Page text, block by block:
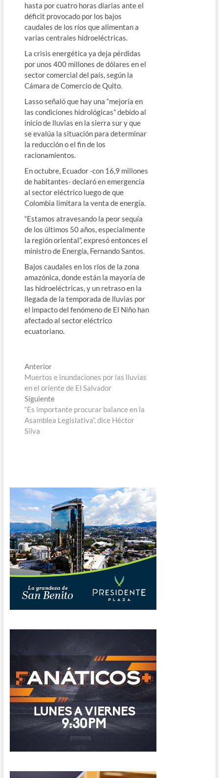
hasta por cuatro horas diarias ante el
déficit provocado por los bajos
caudales de los ríos que alimentan a
varias centrales hidroeléctricas.
La crisis energética ya deja pérdidas
por unos 400 millones de dólares en el
sector comercial del país, según la
Cámara de Comercio de Quito.
Lasso señaló que hay una “mejoría en
las condiciones hidrológicas” debido al
inicio de lluvias en la sierra sur y que
se evalúa la situación para determinar
la reducción o el fin de los
racionamientos.
En octubre, Ecuador -con 16,9 millones
de habitantes- declaró en emergencia
al sector eléctrico luego de que
Colombia limitara la venta de energía.
“Estamos atravesando la peor sequía
de los últimos 50 años, especialmente
la región oriental”, expresó entonces el
ministro de Energía, Fernando Santos.
Bajos caudales en los ríos de la zona
amazónica, donde están la mayoría de
las hidroeléctricas, y un retraso en la
llegada de la temporada de lluvias por
el impacto del fenómeno de El Niño han
afectado al sector eléctrico
ecuatoriano.
Navegación
de
entradas
AnteriorEntrada
anterior:
Muertos e inundaciones por las lluvias
en el oriente de El Salvador
SiguienteEntrada
siguiente:
“Es importante procurar balance en la
Asamblea Legislativa”, dice Héctor
Silva